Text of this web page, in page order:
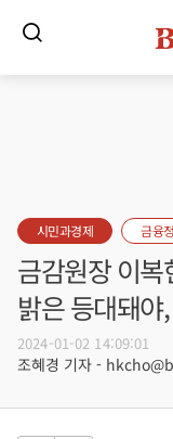
시민과경제 금융
금감원장 이복
밝은 등대돼
2024-01-02 14:09:01
조혜경 기자 -